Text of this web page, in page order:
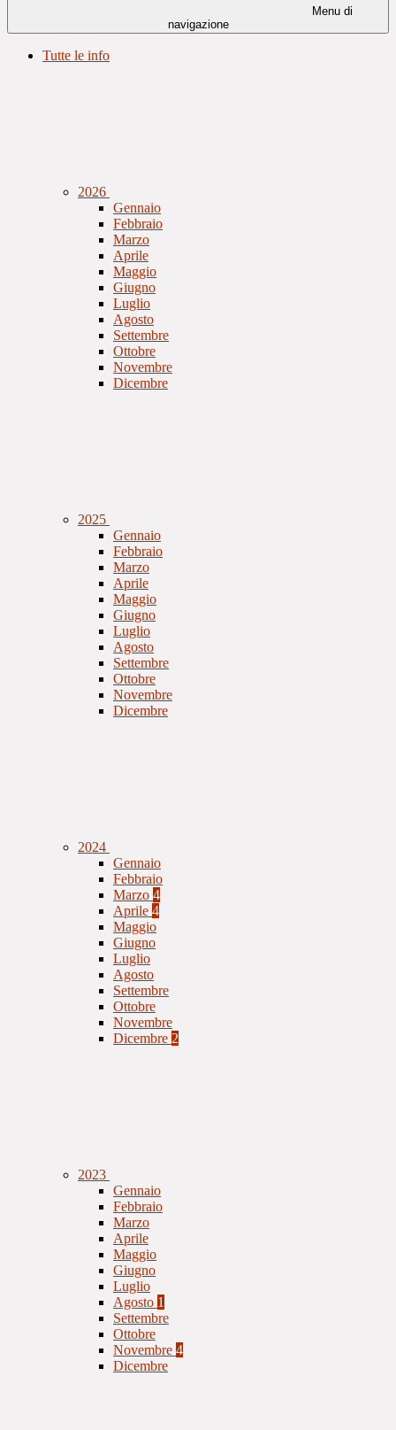
Menu di
navigazione
Tutte le info
2026
Gennaio
Febbraio
Marzo
Aprile
Maggio
Giugno
Luglio
Agosto
Settembre
Ottobre
Novembre
Dicembre
2025
Gennaio
Febbraio
Marzo
Aprile
Maggio
Giugno
Luglio
Agosto
Settembre
Ottobre
Novembre
Dicembre
2024
Gennaio
Febbraio
Marzo 4
Aprile 4
Maggio
Giugno
Luglio
Agosto
Settembre
Ottobre
Novembre
Dicembre 2
2023
Gennaio
Febbraio
Marzo
Aprile
Maggio
Giugno
Luglio
Agosto 1
Settembre
Ottobre
Novembre 4
Dicembre